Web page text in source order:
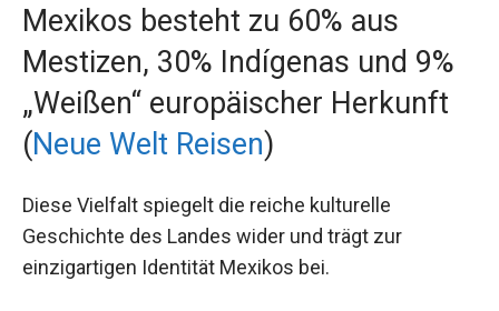
Mexikos besteht zu 60% aus
Mestizen, 30% Indígenas und 9%
„Weißen“ europäischer Herkunft
(Neue Welt Reisen)
Diese Vielfalt spiegelt die reiche kulturelle
Geschichte des Landes wider und trägt zur
einzigartigen Identität Mexikos bei.